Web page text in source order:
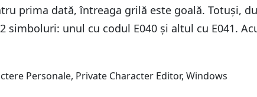
prima dată, întreaga grilă este goală. Totuși,
unul cu codul E040 și altul cu E041.